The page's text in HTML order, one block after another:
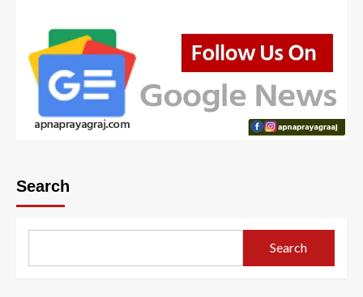
Search
Search